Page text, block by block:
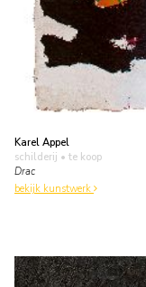
Karel Appel
schilderij • te koop
Drac
bekijk kunstwerk